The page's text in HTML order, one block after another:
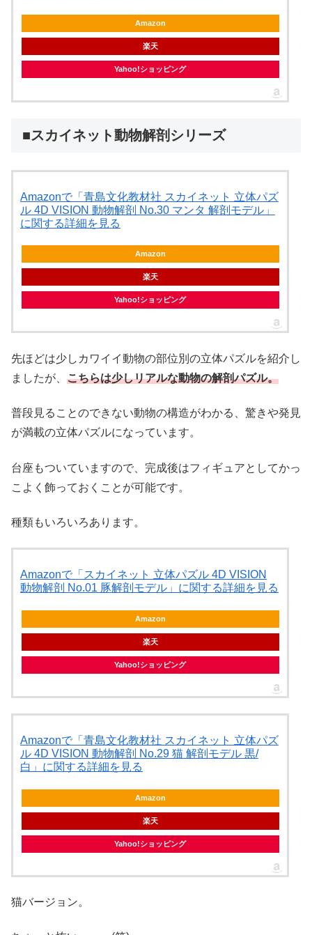
Amazon
楽天
Yahoo!ショッピング
■スカイネット動物解剖シリーズ
Amazonで「青島文化教材社 スカイネット 立体パズ
ル 4D VISION 動物解剖 No.30 マンタ 解剖モデル」
に関する詳細を見る
Amazon
楽天
Yahoo!ショッピング
先ほどは少しカワイイ動物の部位別の立体パズルを紹介し
ましたが、 こちらは少しリアルな動物の解剖パズル。
普段見ることのできない動物の構造がわかる、驚きや発見
が満載の立体パズルになっています。
台座もついていますので、完成後はフィギュアとしてかっ
こよく飾っておくことが可能です。
種類もいろいろあります。
Amazonで「スカイネット 立体パズル 4D VISION
動物解剖 No.01 豚解剖モデル」に関する詳細を見る
Amazon
楽天
Yahoo!ショッピング
Amazonで「青島文化教材社 スカイネット 立体パズ
ル 4D VISION 動物解剖 No.29 猫 解剖モデル 黒/
白」に関する詳細を見る
Amazon
楽天
Yahoo!ショッピング
猫バージョン。